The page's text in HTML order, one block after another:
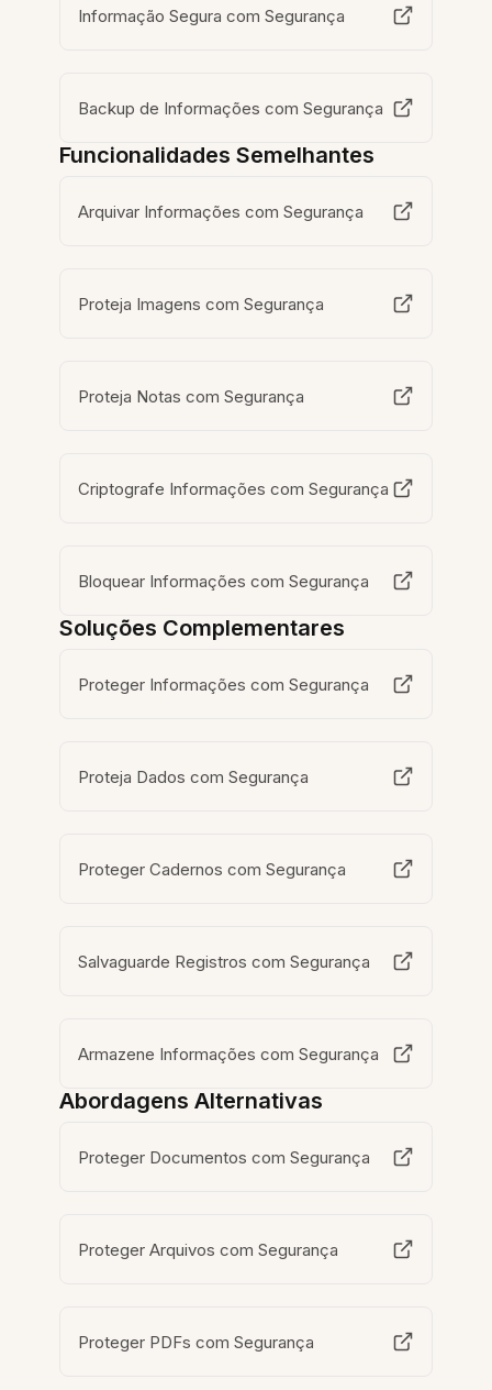
Informação Segura com Segurança
Backup de Informações com Segurança
Funcionalidades Semelhantes
Arquivar Informações com Segurança
Proteja Imagens com Segurança
Proteja Notas com Segurança
Criptografe Informações com Segurança
Bloquear Informações com Segurança
Soluções Complementares
Proteger Informações com Segurança
Proteja Dados com Segurança
Proteger Cadernos com Segurança
Salvaguarde Registros com Segurança
Armazene Informações com Segurança
Abordagens Alternativas
Proteger Documentos com Segurança
Proteger Arquivos com Segurança
Proteger PDFs com Segurança